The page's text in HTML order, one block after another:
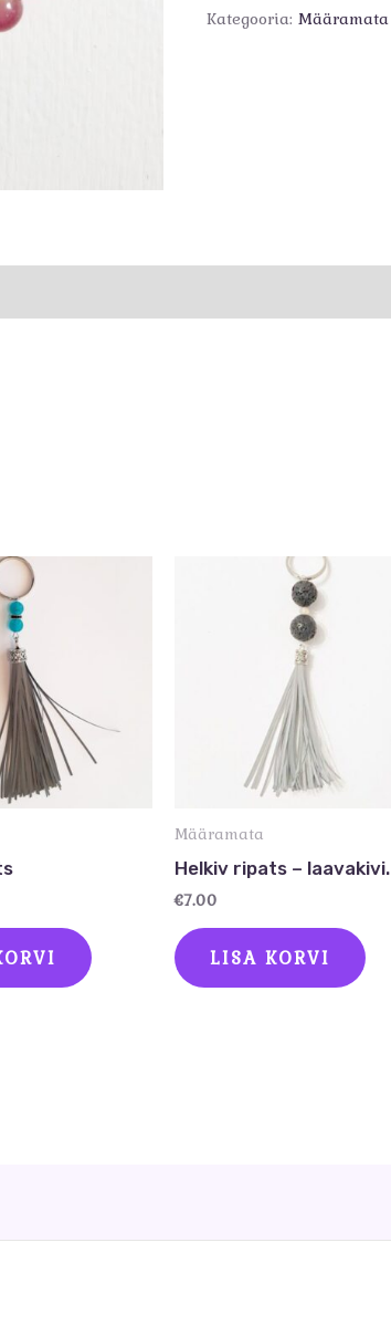
Kategooria: Määramata
Määramata
Helkiv ripats – laavakivi.
€7.00
LISA KORVI